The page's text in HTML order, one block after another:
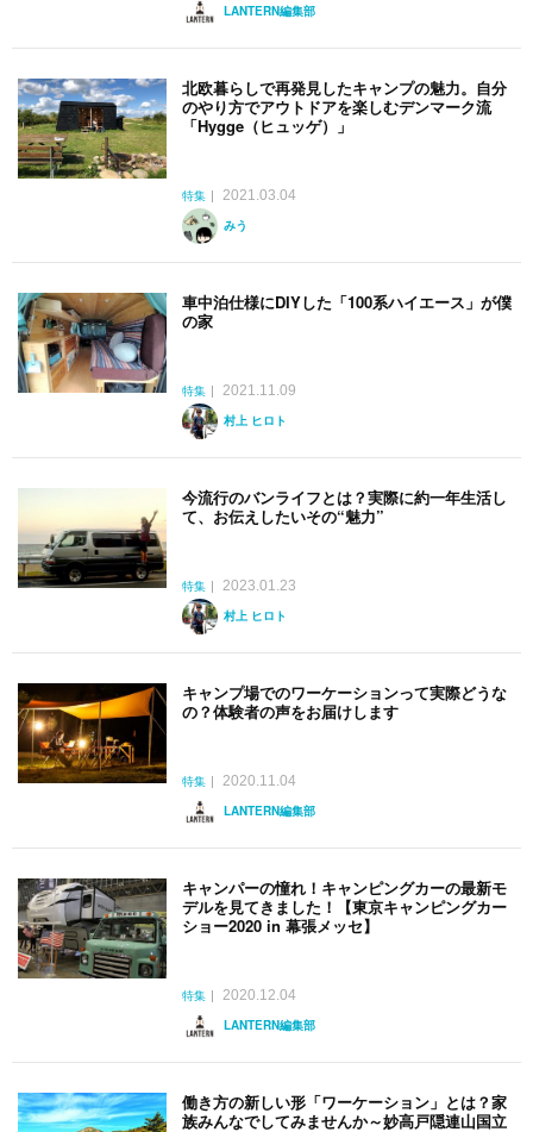
LANTERN編集部
北欧暮らしで再発見したキャンプの魅力。自分
のやり方でアウトドアを楽しむデンマーク流
「Hygge（ヒュッゲ）」
特集
2021.03.04
みう
車中泊仕様にDIYした「100系ハイエース」が僕
の家
特集
2021.11.09
村上 ヒロト
今流行のバンライフとは？実際に約一年生活し
て、お伝えしたいその“魅力”
特集
2023.01.23
村上 ヒロト
キャンプ場でのワーケーションって実際どうな
の？体験者の声をお届けします
特集
2020.11.04
LANTERN編集部
キャンパーの憧れ！キャンピングカーの最新モ
デルを見てきました！【東京キャンピングカー
ショー2020 in 幕張メッセ】
特集
2020.12.04
LANTERN編集部
働き方の新しい形「ワーケーション」とは？家
族みんなでしてみませんか～妙高戸隠連山国立